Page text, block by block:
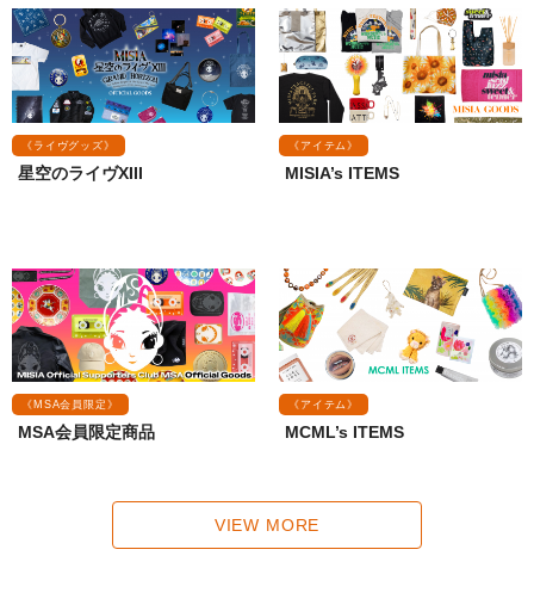
《ライヴグッズ》
星空のライヴXIII
《アイテム》
MISIA’s ITEMS
《MSA会員限定》
MSA会員限定商品
《アイテム》
MCML’s ITEMS
VIEW MORE